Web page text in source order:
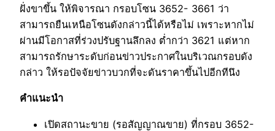
ฝั่งขาขึ้น ให้พิจารณา กรอบโซน 3652- 3661 ว่า
สามารถยืนเหนือโซนดังกล่าวนี้ได้หรือไม่ เพราะหากไม่
ผ่านมีโอกาสที่ร่วงปรับฐานลึกลง ต่ำกว่า 3621 แต่หาก
สามารถรักษาระดับก่อนข่าวประกาศในบริเวณกรอบดัง
กล่าว ให้รอปัจจัยข่าวบวกที่จะดันราคาขึ้นไปอีกทีนึง
คำแนะนำ
เปิดสถานะขาย (รอสัญญาณขาย) ที่กรอบ 3652-